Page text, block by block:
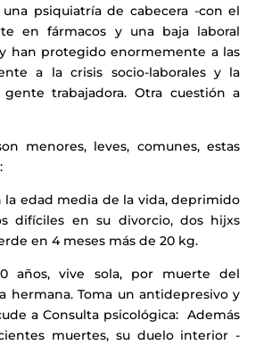
psiquiatría de cabecera -con el
en fármacos y una baja laboral
han protegido enormemente a las
a la crisis socio-laborales y la
trabajadora. Otra cuestión a
menores, leves, comunes, estas
la edad media de la vida, deprimido
difíciles en su divorcio, dos hijxs
en 4 meses más de 20 kg.
años, vive sola, por muerte del
hermana. Toma un antidepresivo y
a Consulta psicológica: Además
muertes, su duelo interior -